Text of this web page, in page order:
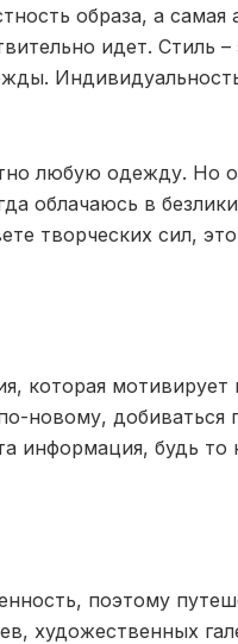
образа, а самая
идет. Стиль –
любую одежду. Но
облачаюсь в
творческих сил,
которая мотивирует
новому, добиваться
информация, будь то
поэтому
художественных